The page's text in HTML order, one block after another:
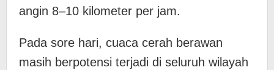
angin 8–10 kilometer per jam.
Pada sore hari, cuaca cerah berawan
masih berpotensi terjadi di seluruh wilayah